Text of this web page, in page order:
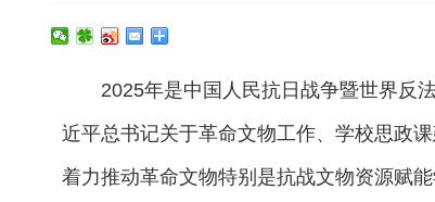
2025年是中国人民抗日战争暨世界反
近平总书记关于革命文物工作、学校思政
着力推动革命文物特别是抗战文物资源赋